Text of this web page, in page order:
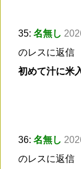
35: 名無し
のレスに返信
初めて汁に米
36: 名無し
のレスに返信